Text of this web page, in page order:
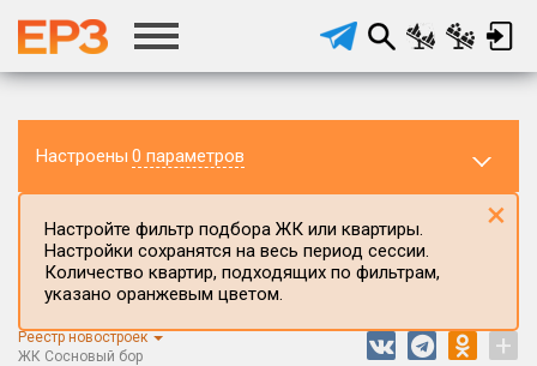
Настроены 0 параметров
Регион ЖК
Настройте фильтр подбора ЖК или квартиры.
Настройки сохранятся на весь период сессии.
Количество квартир, подходящих по фильтрам,
указано оранжевым цветом.
×
Реестр новостроек
ЖК Сосновый бор
+